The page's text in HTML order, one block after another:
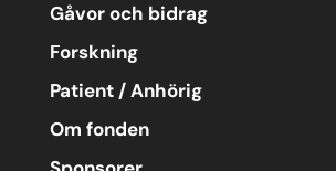
Gåvor och bidrag
Forskning
Patient / Anhörig
Om fonden